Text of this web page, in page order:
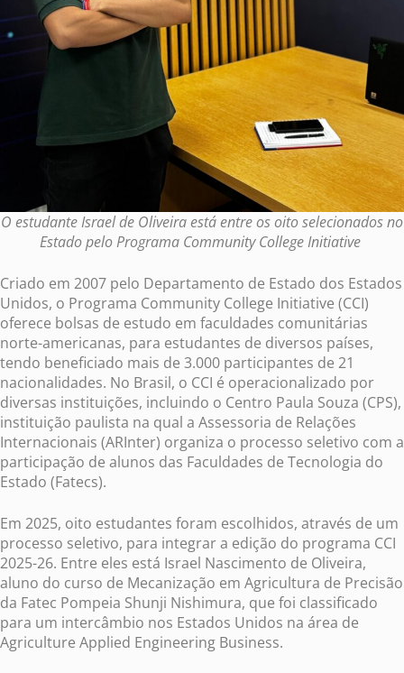
O estudante Israel de Oliveira está entre os oito selecionados no
Estado pelo Programa Community College Initiative
Criado em 2007 pelo Departamento de Estado dos Estados
Unidos, o Programa Community College Initiative (CCI)
oferece bolsas de estudo em faculdades comunitárias
norte-americanas, para estudantes de diversos países,
tendo beneficiado mais de 3.000 participantes de 21
nacionalidades. No Brasil, o CCI é operacionalizado por
diversas instituições, incluindo o Centro Paula Souza (CPS),
instituição paulista na qual a Assessoria de Relações
Internacionais (ARInter) organiza o processo seletivo com a
participação de alunos das Faculdades de Tecnologia do
Estado (Fatecs).
Em 2025, oito estudantes foram escolhidos, através de um
processo seletivo, para integrar a edição do programa CCI
2025-26. Entre eles está Israel Nascimento de Oliveira,
aluno do curso de Mecanização em Agricultura de Precisão
da Fatec Pompeia Shunji Nishimura, que foi classificado
para um intercâmbio nos Estados Unidos na área de
Agriculture Applied Engineering Business.